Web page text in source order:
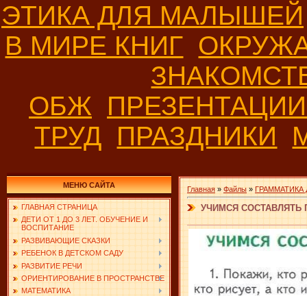
ЭТИКА ДЛЯ МАЛЫШЕЙ
В МИРЕ КНИГ
ОБЖ
ТРУД ПРАЗДНИКИ
МЕНЮ САЙТА
ГЛАВНАЯ СТРАНИЦА
ДЕТИ ОТ 1 ДО 3 ЛЕТ. ОБУЧЕНИЕ И
ВОСПИТАНИЕ
РАЗВИВАЮЩИЕ СКАЗКИ
РЕБЕНОК В ДЕТСКОМ САДУ
РАЗВИТИЕ РЕЧИ
ОРИЕНТИРОВАНИЕ В ПРОСТРАНСТВЕ
МАТЕМАТИКА
Главная » Файлы »
УЧИМСЯ